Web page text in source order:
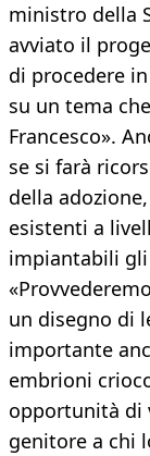
ministro della
avviato il
di procedere
su un tema
Francesco».
se si farà
della
esistenti a
impiantabili
un disegno di
importante
embrioni
opportunità di
genitore a chi